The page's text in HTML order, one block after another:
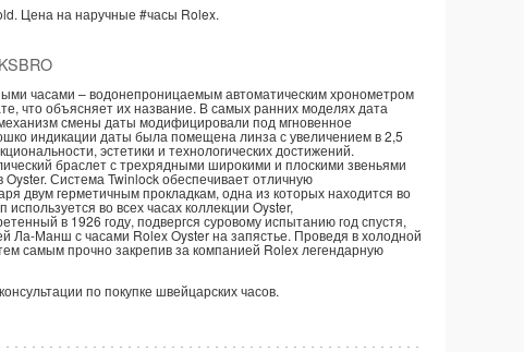
Цена на наручные #часы Rolex.
часами – водонепроницаемым автоматическим хронометром
что объясняет их название. В самых ранних моделях дата
смены даты модифицировали под мгновенное
индикации даты была помещена линза с увеличением в 2,5
эстетики и технологических достижений.
браслет с трехрядными широкими и плоскими звеньями
Система Twinlock обеспечивает отличную
двум герметичным прокладкам, одна из которых находится во
во всех часах коллекции Oyster,
в 1926 году, подвергся суровому испытанию год спустя,
Ла-Манш с часами Rolex Oyster на запястье. Проведя в холодной
самым прочно закрепив за компанией Rolex легендарную
по покупке швейцарских часов.